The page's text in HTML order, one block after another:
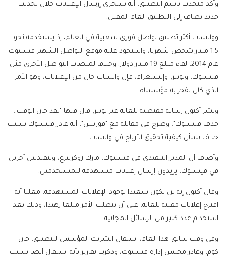
وأكد متحدث باسم التطبيق، أنه سيجري إرسال الإعلانات خلال تحديث
جديد يضاف إلى التطبيق العام المقبل.
وواتساب أكثر تطبيق تواصل فوري شعبية في العالم، إذ يستخدمه نحو
1.5 مليار شخص شهريا، واستحوذ عليه موقع التواصل الشهير فيسبوك
عام 2014، لقاء مبلغ 19 مليار دولار. وخلافا لمنصات التواصل الأخرى مثل
فيسبوك، وتويتر، وإنستغرام، فإن واتساب خال من الإعلانات، وهو الأمر
الذي كان يفخر به مؤسساه.
ونشر أكتون رسالة مقتضبة للغاية عبر تويتر، قال فيها "لقد حان الوقت..
حذف فيسبوك". وصرح في مقابلة مع "فوربس"، أنه غادر فيسبوك بسبب
خلاف بشأن كيفية تحقيق الأرباح في واتساب.
وأضاف أن المدير التنفيذي في فيسبوك، مارك زوكربيرغ، وتنفيذيين آخرين
في فيسبوك، يريدون إرسال إعلانات مستهدفة للمستخدمين.
وقال أكتون إنه لن يكون سعيدا بوجود الإعلانات المستهدفة، معلنا أنه
اقترح إعلانات مقننة للغاية، على أن يتطلب الأمر مبلغا زهيدا، وذلك بعد
استخدام عدد كبير من الرسائل المجانية.
وفي وقت سابق هذا العام، استقال الشريك المؤسس للتطبيق، جان
كوم، وغادر مجلس إدارة فيسبوك، وذكرت تقارير بأنه استقال أيضا بسبب